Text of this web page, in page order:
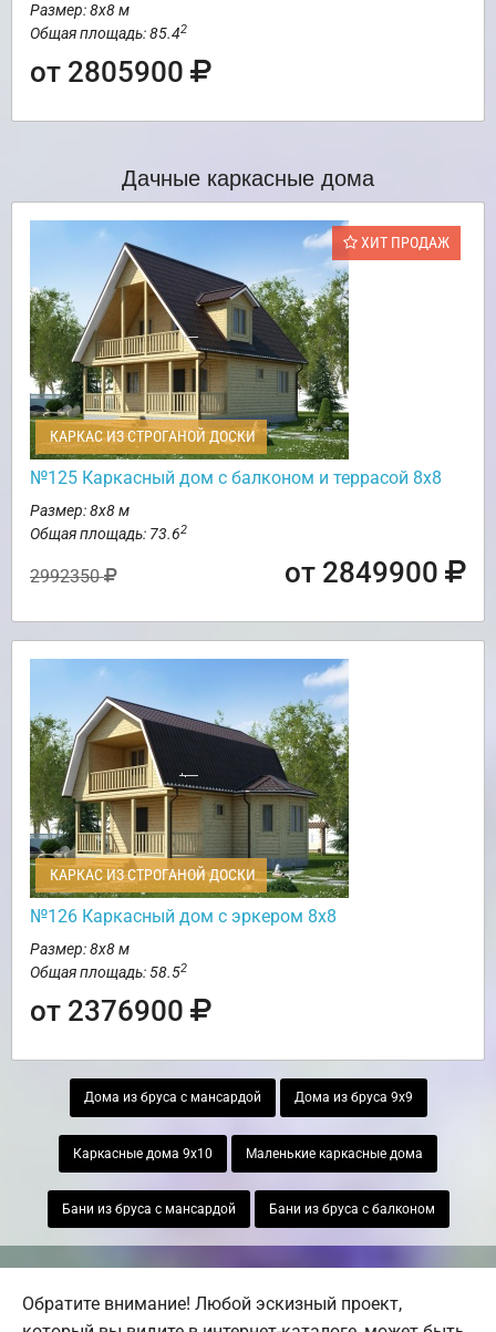
Размер: 8х8 м
Общая площадь: 85.42
от 2805900
Дачные каркасные дома
ХИТ ПРОДАЖ
КАРКАС ИЗ СТРОГАНОЙ ДОСКИ
№125 Каркасный дом с балконом и террасой 8х8
Размер: 8х8 м
Общая площадь: 73.62
2992350 от 2849900
КАРКАС ИЗ СТРОГАНОЙ ДОСКИ
№126 Каркасный дом с эркером 8х8
Размер: 8х8 м
Общая площадь: 58.52
от 2376900
Дома из бруса с мансардой Дома из бруса 9х9
Каркасные дома 9х10 Маленькие каркасные дома
Бани из бруса с мансардой Бани из бруса с балконом
Обратите внимание! Любой эскизный проект,